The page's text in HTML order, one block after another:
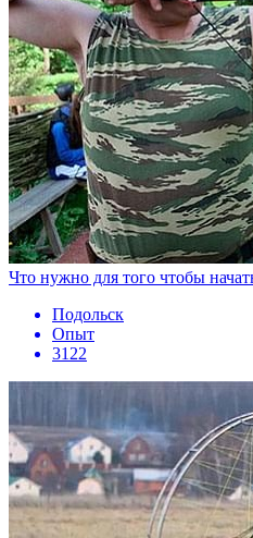
Что нужно для того чтобы
Подольск
Опыт
3122